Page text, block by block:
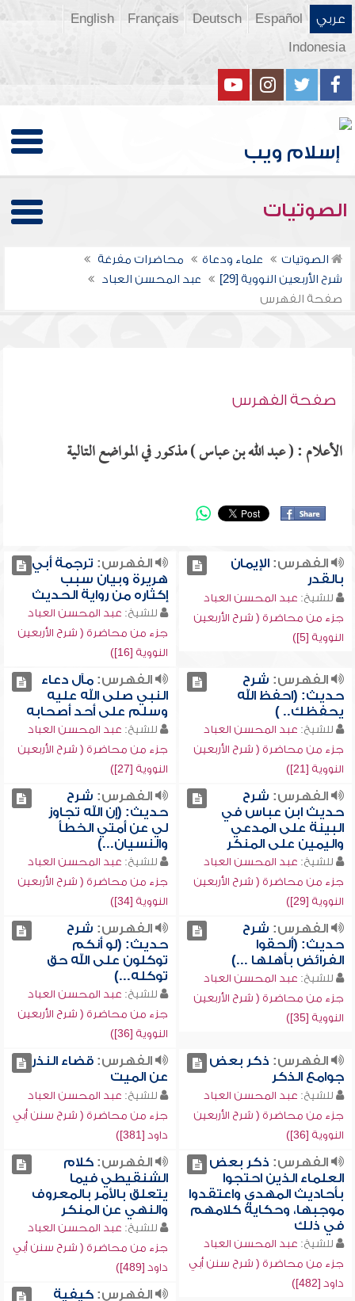
عربي Español
Deutsch
Français
English
Indonesia
الصوتيات
الصوتيات علماء ودعاة
محاضرات مفرغة
شرح الأربعين النووية [29]
عبد المحسن العباد
صفحة الفهرس
صفحة الفهرس
الأعلام : ( عبد الله بن عباس ) مذكور في المواضع التالية
الفهرس:الإيمان
بالقدر
للشيخ: عبد المحسن العباد
جزء من محاضرة ( شرح الأربعين
النووية [5])
الفهرس: ترجمة أبي
هريرة وبيان سبب
إكثاره من رواية الحديث
للشيخ: عبد المحسن العباد
جزء من محاضرة ( شرح الأربعين
النووية [16])
الفهرس: شرح
حديث: (احفظ الله
يحفظك.. )
للشيخ: عبد المحسن العباد
جزء من محاضرة ( شرح الأربعين
النووية [21])
الفهرس:مآل دعاء
النبي صلى الله عليه
وسلم على أحد أصحابه
للشيخ: عبد المحسن العباد
جزء من محاضرة ( شرح الأربعين
النووية [27])
الفهرس: شرح
حديث ابن عباس في
البينة على المدعي
واليمين على المنكر
للشيخ: عبد المحسن العباد
جزء من محاضرة ( شرح الأربعين
النووية [29])
الفهرس: شرح
حديث: (إن الله تجاوز
لي عن أمتي الخطأ
والنسيان...)
للشيخ: عبد المحسن العباد
جزء من محاضرة ( شرح الأربعين
النووية [34])
الفهرس: شرح
حديث: (ألحقوا
الفرائض بأهلها ...)
للشيخ: عبد المحسن العباد
جزء من محاضرة ( شرح الأربعين
النووية [35])
الفهرس: شرح
حديث: (لو أنكم
توكلون على الله حق
توكله...)
للشيخ: عبد المحسن العباد
جزء من محاضرة ( شرح الأربعين
النووية [36])
الفهرس: ذكر بعض
جوامع الذكر
للشيخ: عبد المحسن العباد
جزء من محاضرة ( شرح الأربعين
النووية [36])
الفهرس:قضاء النذر
عن الميت
للشيخ: عبد المحسن العباد
جزء من محاضرة ( شرح سنن أبي
داود [381])
الفهرس: ذكر بعض
العلماء الذين احتجوا
بأحاديث المهدي واعتقدوا
موجبها، وحكاية كلامهم
في ذلك
للشيخ: عبد المحسن العباد
جزء من محاضرة ( شرح سنن أبي
داود [482])
الفهرس:كلام
الشنقيطي فيما
يتعلق بالأمر بالمعروف
والنهي عن المنكر
للشيخ: عبد المحسن العباد
جزء من محاضرة ( شرح سنن أبي
داود [489])
الفهرس:كيفية